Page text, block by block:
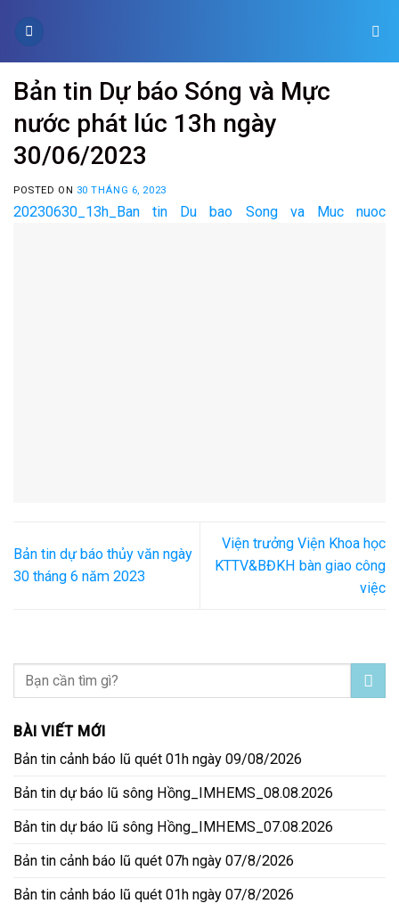
Bản tin Dự báo Sóng và Mực
nước phát lúc 13h ngày
30/06/2023
POSTED ON 30 THÁNG 6, 2023
20230630_13h_Ban tin Du bao Song va Muc nuoc
Bản tin dự báo thủy văn ngày
30 tháng 6 năm 2023
Viện trưởng Viện Khoa học
KTTV&BĐKH bàn giao công
việc
BÀI VIẾT MỚI
Bản tin cảnh báo lũ quét 01h ngày 09/08/2026
Bản tin dự báo lũ sông Hồng_IMHEMS_08.08.2026
Bản tin dự báo lũ sông Hồng_IMHEMS_07.08.2026
Bản tin cảnh báo lũ quét 07h ngày 07/8/2026
Bản tin cảnh báo lũ quét 01h ngày 07/8/2026